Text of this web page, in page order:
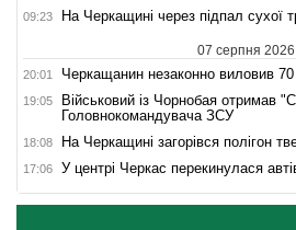
09:23 На Черкащині через підпал сухої
07 серпня 2026
20:01 Черкащанин незаконно виловив 70
19:05
Військовий із Чорнобая отримав
Головнокомандувача ЗСУ
18:08 На Черкащині загорівся полігон
17:06 У центрі Черкас перекинулася